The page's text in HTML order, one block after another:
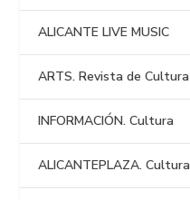
ALICANTE LIVE MUSIC
ARTS. Revista de Cultura
INFORMACIÓN. Cultura
ALICANTEPLAZA. Cultura